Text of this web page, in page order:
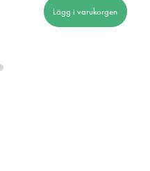
Lägg i varukorgen